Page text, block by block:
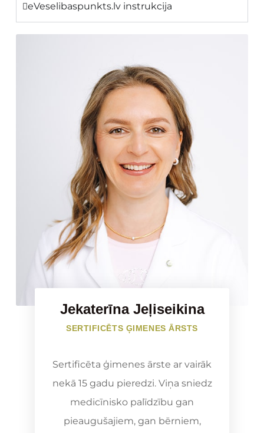
eVeselibaspunkts.lv instrukcija
Jekaterīna Jeļiseikina
SERTIFICĒTS ĢIMENES ĀRSTS
Sertificēta ģimenes ārste ar vairāk
nekā 15 gadu pieredzi. Viņa sniedz
medicīnisko palīdzību gan
pieaugušajiem, gan bērniem,